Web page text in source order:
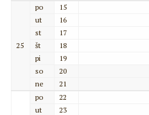
25
po
15
ut
16
st
17
št
18
pi
19
so
20
ne
21
po
22
ut
23